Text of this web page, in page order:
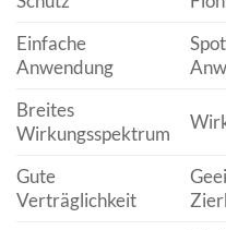
Einfache
Anwendung
Breites
Wirkungsspektrum
Gute
Verträglichkeit